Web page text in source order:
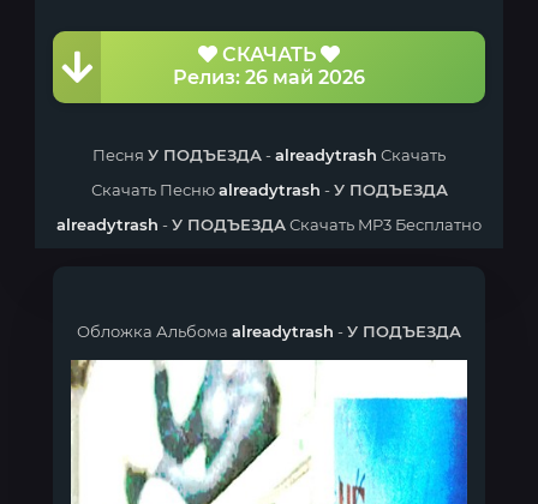
СКАЧАТЬ
Релиз: 26 май 2026
Песня У ПОДЪЕЗДА-alreadytrash Скачать
Скачать Песнюalreadytrash -У ПОДЪЕЗДА
alreadytrash -У ПОДЪЕЗДАСкачать MP3 Бесплатно
Обложка Альбома alreadytrash -У ПОДЪЕЗДА